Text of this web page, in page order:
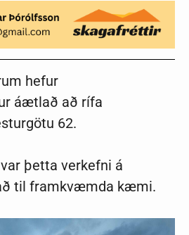
hefur
áætlað að rífa
62.
þetta verkefni á
til framkvæmda kæmi.